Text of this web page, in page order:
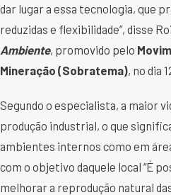
dar lugar a essa tecnologia, que
reduzidas e flexibilidade”, disse
Ambiente, promovido pelo
Mineração (Sobratema), no dia
Segundo o especialista, a maior
produção industrial, o que
ambientes internos como em
com o objetivo daquele local “É
melhorar a reprodução natural